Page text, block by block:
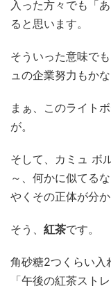
入った方々でも「
ると思います。
そういった意味で
ュの企業努力もか
まぁ、このライト
が。
そして、カミュ ボ
～、何かに似てる
やくその正体が分か
そう、 紅茶です。
角砂糖2つくらい入
「午後の紅茶スト